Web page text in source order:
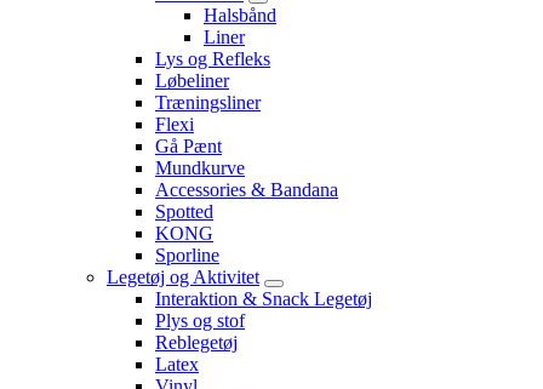
Halsbånd
Liner
Lys og Refleks
Løbeliner
Træningsliner
Flexi
Gå Pænt
Mundkurve
Accessories & Bandana
Spotted
KONG
Sporline
Legetøj og Aktivitet
Interaktion & Snack Legetøj
Plys og stof
Reblegetøj
Latex